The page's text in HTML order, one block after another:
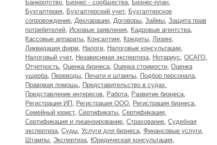
Банкротство, Бизнес - сообщества, Бизнес-план,
Бухгалтерия, Бухгалтерский учет, Бухгалтерское
сопровождение, Декларации, Договоры, Займы, Защита прав
потребителей, Исковые заявления, Кадровые агентства,
Кассовые аппараты, Консалтинг, Кредиты, Лизинг,
Ликвидация фирм, Налоги, Налоговые консультации,
Налоговый учет, Независимая экспертиза, Нотариус, ОСАГО,
Отчетность, Оценка бизнеса, Оценка стоимости, Оценка
ущерба, Переводы, Печати и штампы, Подбор персонала,
Правовая помощь, Представительство в судах,
Представление интересов, Работа, Развитие бизнеса,
Регистрация ИП , Регистрация ООО, Регистрация бизнеса,
Семейный юрист, Сертификаты, Сертификация,
Сертификация и лицензирование, Страхование, Судебная
экспертиза, Суды, Услуги для бизнеса, Финансовые услуги,
Штампы, Экспертиза, Юридическая консультация,